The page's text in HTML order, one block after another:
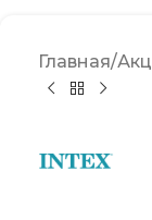
Главная